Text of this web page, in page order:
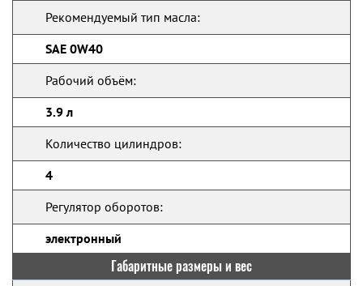
Рекомендуемый тип масла:
SAE 0W40
Рабочий объём:
3.9 л
Количество цилиндров:
4
Регулятор оборотов:
электронный
Габаритные размеры и вес